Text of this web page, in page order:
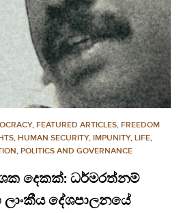
, FEATURED ARTICLES, FREEDOM
, HUMAN SECURITY, IMPUNITY, LIFE,
, POLITICS AND GOVERNANCE
දෙකක්: ධර්මරත්නම්
දේශපාලනයේ